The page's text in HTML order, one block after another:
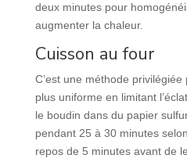
deux minutes pour
augmenter la chaleur.
Cuisson au four
C’est une méthode
plus uniforme en limitant
le boudin dans du papier
pendant 25 à 30 minutes
repos de 5 minutes avant de